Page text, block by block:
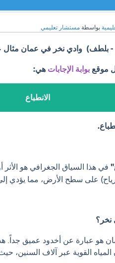
بواسطة مستشار تعليمي
- بلطف) وادي نخر في عمان
موقع بوابة الإجابات هي:
الانطباع
في هذا السياق الجغرافي هو الأثر
على سطح الأرض، مما يؤدي
هو عبارة عن أخدود عميق جداً.
المياه القوية عبر آلاف السنين،